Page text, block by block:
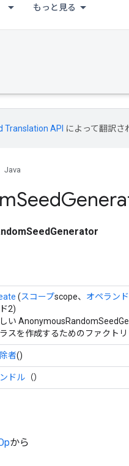
もっと見る
Translation API によって翻訳さ
Java
Seed
(スコープscope、 オペランド
2)
い
スを作成するためのファクトリ
者()
ドル （）
から